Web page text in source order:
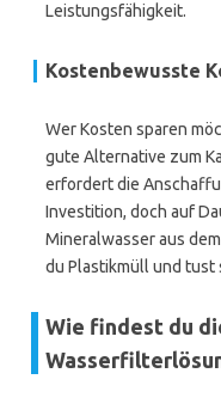
Leistungsfähigkeit.
Kostenbewusste
Wer Kosten sparen
gute Alternative zum
erfordert die
Investition, doch auf
Mineralwasser aus
du Plastikmüll und tust
Wie findest du